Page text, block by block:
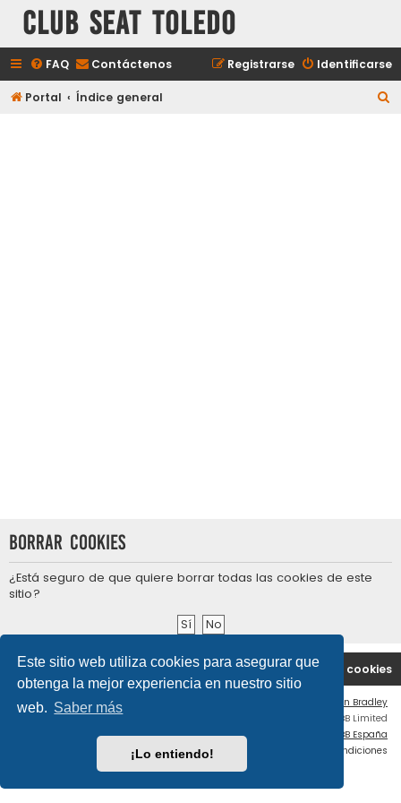
Este sitio web utiliza cookies para asegurar que
obtenga la mejor experiencia en nuestro sitio
web. Saber más
¡Lo entiendo!
Club Seat Toledo
FAQ Contáctenos Identificarse
Registrarse
Portal Índice general
Borrar cookies
¿Está seguro de que quiere borrar todas las cookies de este
sitio?
Portal Índice general Borrar cookies
Contáctenos
Ian Bradley
Desarrollado por
® Forum Software © phpBB Limited
Traducción al español por
phpBB España
Condiciones